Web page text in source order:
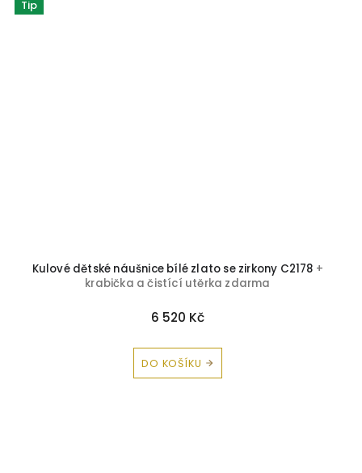
Tip
Kulové dětské náušnice bílé zlato se zirkony C2178 +
krabička a čistící utěrka zdarma
6 520 Kč
DO KOŠÍKU